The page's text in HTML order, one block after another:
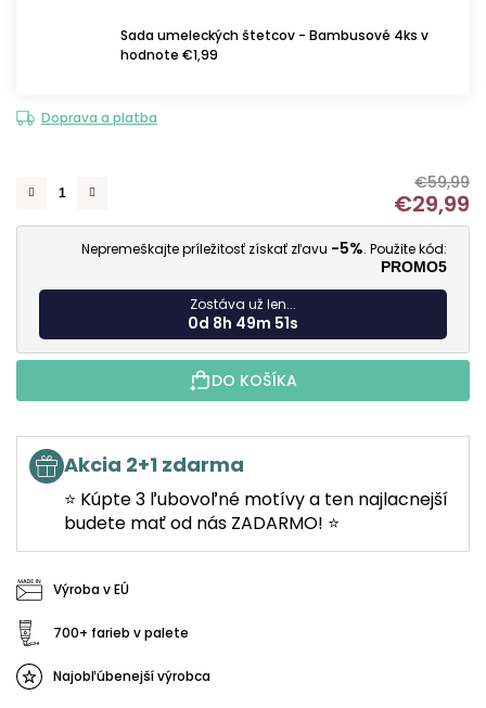
Sada umeleckých štetcov - Bambusové 4ks v
hodnote €1,99
Doprava a platba
€59,99
€29,99
Nepremeškajte príležitosť získať zľavu -5%. Použite kód:
PROMO5
Zostáva už len...
0d 8h 49m 50s
DO KOŠÍKA
Akcia 2+1 zdarma
⭐ Kúpte 3 ľubovoľné motívy a ten najlacnejší
budete mať od nás ZADARMO! ⭐
Výroba v EÚ
700+ farieb v palete
Najobľúbenejší výrobca